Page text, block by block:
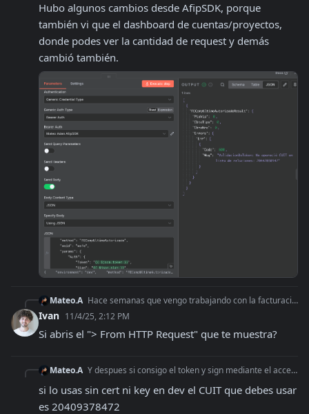
Hubo algunos cambios desde AfipSDK, porque
también vi que el dashboard de cuentas/proyectos,
donde podes ver la cantidad de request y demás
cambió también.
Mateo.A Hace semanas que vengo trabajando con la facturación y por alguna razón ahora me pide también que mande el access token aún en test y no me permite usar mas mi
Ivan 11/4/25, 2:12 PM
Si abris el "> From HTTP Request" que te muestra?
Mateo.A Y despues si consigo el token y sign mediante el access token (sin usar el cert y key propio) me da el error este 600. Hace literalmente días me funcionaba todo
si lo usas sin cert ni key en dev el CUIT que debes usar
es 20409378472